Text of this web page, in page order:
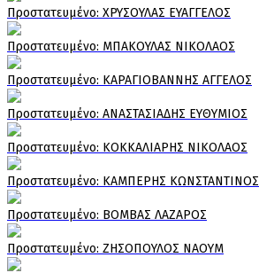
Πρoστατευμένο: ΧΡΥΣΟΥΛΑΣ ΕΥΑΓΓΕΛΟΣ
Πρoστατευμένο: ΜΠΑΚΟΥΛΑΣ ΝΙΚΟΛΑΟΣ
Πρoστατευμένο: ΚΑΡΑΓΙΟΒΑΝΝΗΣ ΑΓΓΕΛΟΣ
Πρoστατευμένο: ΑΝΑΣΤΑΣΙΑΔΗΣ ΕΥΘΥΜΙΟΣ
Πρoστατευμένο: ΚΟΚΚΑΛΙΑΡΗΣ ΝΙΚΟΛΑΟΣ
Πρoστατευμένο: ΚΑΜΠΕΡΗΣ ΚΩΝΣΤΑΝΤΙΝΟΣ
Πρoστατευμένο: ΒΟΜΒΑΣ ΛΑΖΑΡΟΣ
Πρoστατευμένο: ΖΗΣΟΠΟΥΛΟΣ ΝΑΟΥΜ